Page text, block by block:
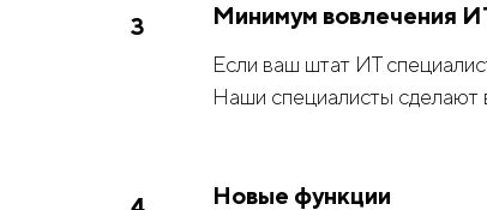
Минимум вовлечения
Если ваш штат ИТ
Наши специалисты сделают
Новые функции